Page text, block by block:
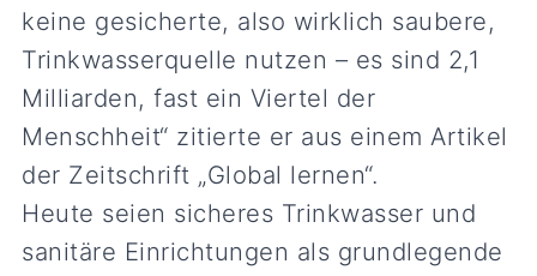
keine gesicherte, also wirklich saubere,
Trinkwasserquelle nutzen – es sind 2,1
Milliarden, fast ein Viertel der
Menschheit“ zitierte er aus einem Artikel
der Zeitschrift „Global lernen“.
Heute seien sicheres Trinkwasser und
sanitäre Einrichtungen als grundlegende